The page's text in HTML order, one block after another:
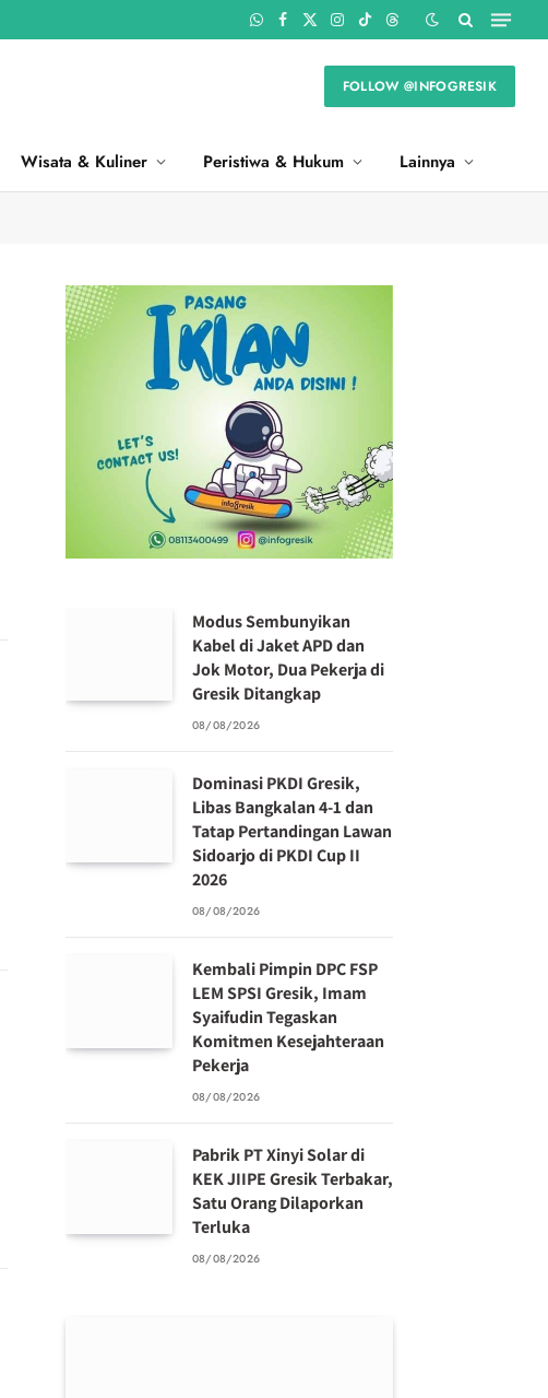
WhatsApp
Facebook
X
Instagram
TikTokThreads
FOLLOW @INFOGRESIK
Wisata & Kuliner Peristiwa & Hukum Lainnya
Modus Sembunyikan
Kabel di Jaket APD dan
Jok Motor, Dua Pekerja di
Gresik Ditangkap
08/08/2026
Dominasi PKDI Gresik,
Libas Bangkalan 4-1 dan
Tatap Pertandingan Lawan
Sidoarjo di PKDI Cup II
2026
08/08/2026
Kembali Pimpin DPC FSP
LEM SPSI Gresik, Imam
Syaifudin Tegaskan
Komitmen Kesejahteraan
Pekerja
08/08/2026
Pabrik PT Xinyi Solar di
KEK JIIPE Gresik Terbakar,
Satu Orang Dilaporkan
Terluka
08/08/2026